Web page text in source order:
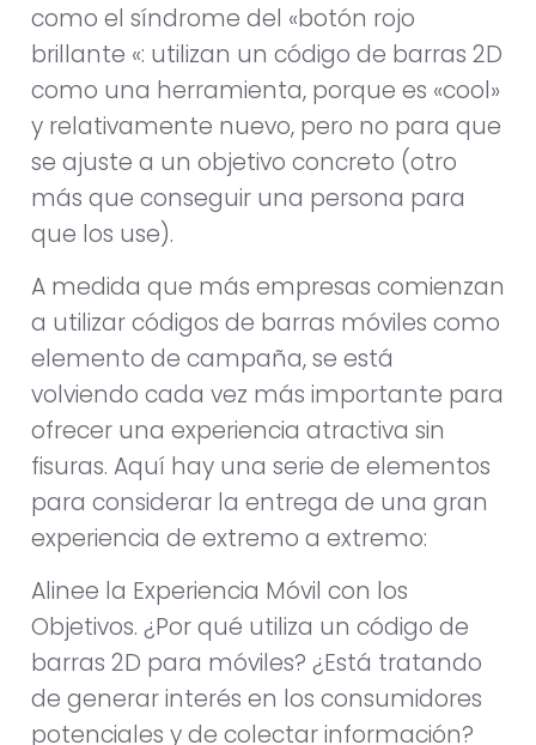
como el síndrome del «botón rojo
brillante «: utilizan un código de barras 2D
como una herramienta, porque es «cool»
y relativamente nuevo, pero no para que
se ajuste a un objetivo concreto (otro
más que conseguir una persona para
que los use).
A medida que más empresas comienzan
a utilizar códigos de barras móviles como
elemento de campaña, se está
volviendo cada vez más importante para
ofrecer una experiencia atractiva sin
fisuras. Aquí hay una serie de elementos
para considerar la entrega de una gran
experiencia de extremo a extremo:
Alinee la Experiencia Móvil con los
Objetivos. ¿Por qué utiliza un código de
barras 2D para móviles? ¿Está tratando
de generar interés en los consumidores
potenciales y de colectar información?